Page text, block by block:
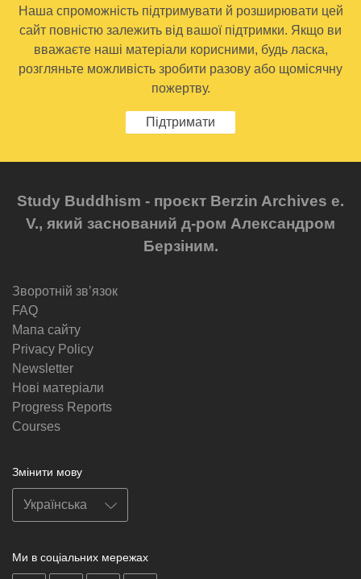
Наша спроможність підтримувати й розширювати цей
сайт повністю залежить від вашої підтримки. Якщо ви
вважаєте наші матеріали корисними, будь ласка,
розгляньте можливість зробити разову або щомісячну
пожертву.
Підтримати
Study Buddhism - проєкт Berzin Archives e.
V., який заснований д-ром Александром
Берзіним.
Зворотній звʼязок
FAQ
Мапа сайту
Privacy Policy
Newsletter
Нові матеріали
Progress Reports
Courses
Змінити мову
Ми в соціальних мережах